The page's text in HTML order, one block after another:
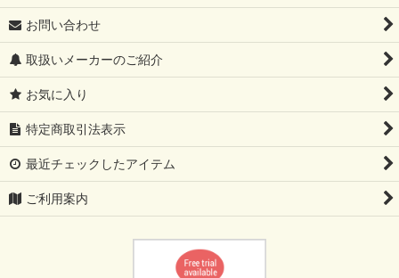
お問い合わせ
取扱いメーカーのご紹介
お気に入り
特定商取引法表示
最近チェックしたアイテム
ご利用案内